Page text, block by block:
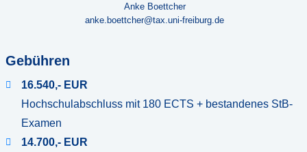
Anke Boettcher
anke.boettcher@tax.uni-freiburg.de
Gebühren
16.540,- EUR
Hochschulabschluss mit 180 ECTS + bestandenes StB-
Examen
14.700,- EUR